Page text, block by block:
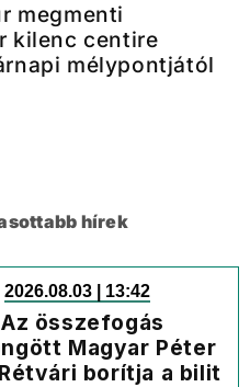
megmenti
kilenc centire
mélypontjától
hírek
2026.08.03 | 13:42
összefogás
Magyar Péter
borítja a bilit